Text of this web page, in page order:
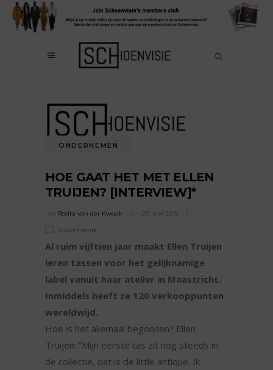
ONDERNEMEN
HOE GAAT HET MET ELLEN
TRUIJEN? [INTERVIEW]*
by Rosita van der Kwaak 20 mei 2015
0 comments
Al ruim vijftien jaar maakt Ellen Truijen
leren tassen voor het gelijknamige
label vanuit haar atelier in Maastricht.
Inmiddels heeft ze 120 verkooppunten
wereldwijd.
Hoe is het allemaal begonnen? Ellen
Truijen: “Mijn eerste tas zit nog steeds in
de collectie, dat is de little antique. Ik